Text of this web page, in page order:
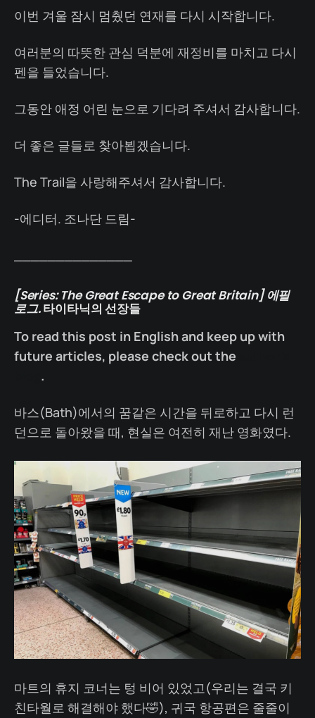
이번 겨울 잠시 멈췄던 연재를 다시 시작합니다.
여러분의 따뜻한 관심 덕분에 재정비를 마치고 다시
펜을 들었습니다.
그동안 애정 어린 눈으로 기다려 주셔서 감사합니다.
더 좋은 글들로 찾아뵙겠습니다.
The Trail을 사랑해주셔서 감사합니다.
-에디터. 조나단 드림-
[Series: The Great Escape to Great Britain] 에필
로그.타이타닉의 선장들
To read this post in English and keep up with
future articles, please check out the
.
바스(Bath)에서의 꿈같은 시간을 뒤로하고 다시 런
던으로 돌아왔을 때, 현실은 여전히 재난 영화였다.
마트의 휴지 코너는 텅 비어 있었고(우리는 결국 키
친타월로 해결해야 했다🤣), 귀국 항공편은 줄줄이